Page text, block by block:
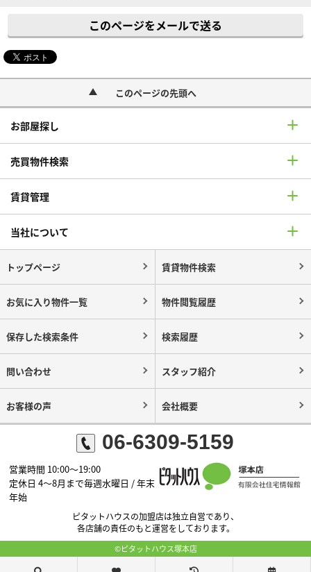
このページをメールで送る
このページの先頭へ
お部屋探し
売買物件検索
賃貸管理
当社について
トップページ 賃貸物件検索
お気に入り物件一覧 物件閲覧履歴
保存した検索条件 検索履歴
問い合わせ スタッフ紹介
お客様の声 会社概要
06-6309-5159
営業時間 10:00～19:00
定休日 4～8月まで毎週水曜日 / 年末
年始
ピタットハウスの加盟店は独立自営であり、
各店舗の責任のもと運営をしております。
©ピタットハウス塚本店